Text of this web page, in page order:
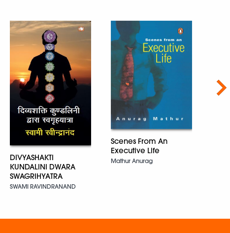
DIVYASHAKTI
KUNDALINI DWARA
SWAGRIHYATRA
SWAMI RAVINDRANAND
Scenes From An
Executive Life
Mathur Anurag